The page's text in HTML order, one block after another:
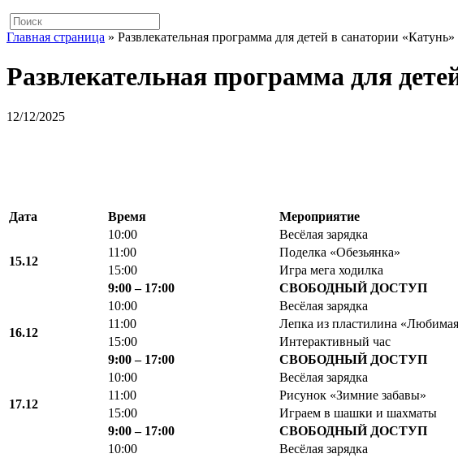
Главная страница » Развлекательная программа для детей в санатории
Развлекательная программа для
12/12/2025
Дата Время Мероприятие
15.12
10:00 Весёлая зарядка
11:00 Поделка «Обезьянка»
15:00
Игра мега ходилка
9:00 – 17:00
СВОБОДНЫЙ ДОСТУП
16.12
10:00 Весёлая зарядка
11:00 Лепка из пластилина
15:00
Интерактивный час
9:00 – 17:00
СВОБОДНЫЙ ДОСТУП
17.12
10:00 Весёлая зарядка
11:00 Рисунок «Зимние забавы»
15:00
Играем в шашки и шахматы
9:00 – 17:00
СВОБОДНЫЙ ДОСТУП
10:00 Весёлая зарядка